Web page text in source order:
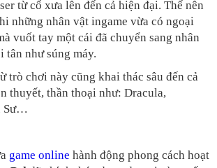
từ cổ xưa lên đến cả hiện đại. Thế nên
những nhân vật ingame vừa có ngoại
vuốt tay một cái đã chuyển sang nhân
như súng máy.
trò chơi này cũng khai thác sâu đến cả
thuyết, thần thoại như: Dracula,
Sư…
game online hành động phong cách hoạt